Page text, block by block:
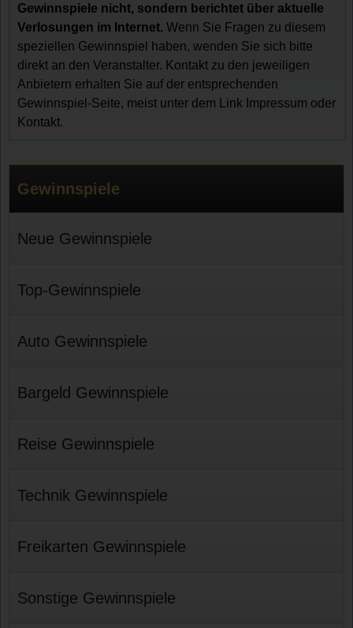
Gewinnspiele nicht, sondern berichtet über aktuelle
Verlosungen im Internet. Wenn Sie Fragen zu diesem
speziellen Gewinnspiel haben, wenden Sie sich bitte
direkt an den Veranstalter. Kontakt zu den jeweiligen
Anbietern erhalten Sie auf der entsprechenden
Gewinnspiel-Seite, meist unter dem Link Impressum oder
Kontakt.
Gewinnspiele
Neue Gewinnspiele
Top-Gewinnspiele
Auto Gewinnspiele
Bargeld Gewinnspiele
Reise Gewinnspiele
Technik Gewinnspiele
Freikarten Gewinnspiele
Sonstige Gewinnspiele